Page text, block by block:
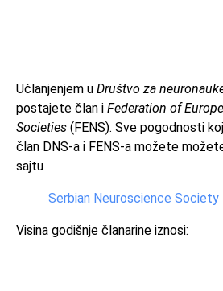
Učlanjenjem u Društvo za
postajete član i Federation of
Societies (FENS). Sve pogodnosti
član DNS-a i FENS-a možete
sajtu
Serbian Neuroscience Society
Visina godišnje članarine iznosi: